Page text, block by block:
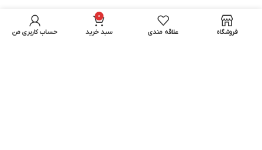
تجهیزات IT
فروشگاه علاقه مندی
0
سبد خرید حساب کاربری من